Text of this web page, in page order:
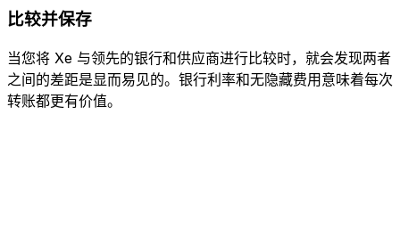
比较并保存
当您将 Xe 与领先的银行和供应商进行比较时，就会发现两者
之间的差距是显而易见的。银行利率和无隐藏费用意味着每次
转账都更有价值。